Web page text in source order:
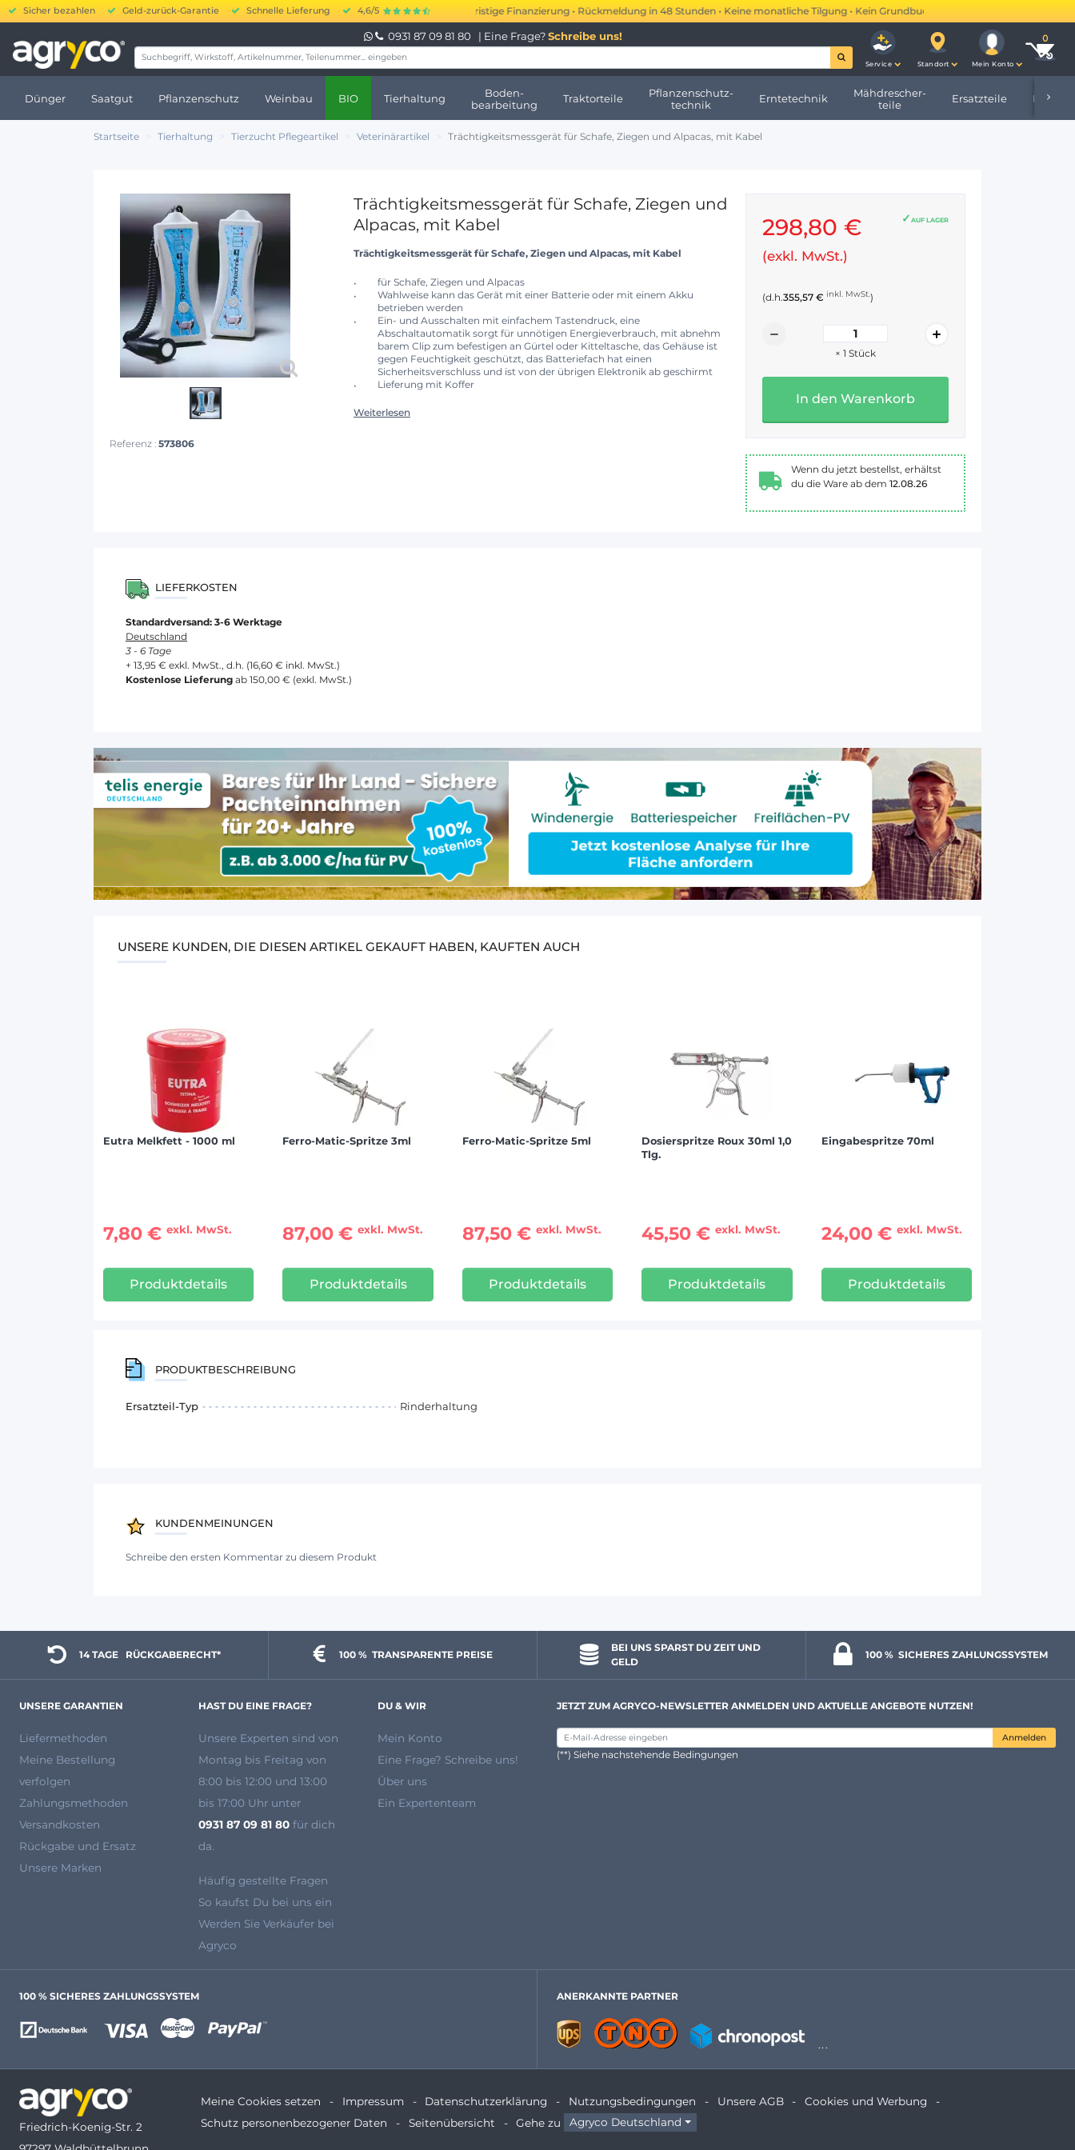
Sicher bezahlen Geld-zurück-Garantie Schnelle Lieferung 4,6/5
20.000 bis 250.000 € kurzfristige Finanzierung • Rückmeldung in 48 Stunden • Keine monatliche Tilgung • Kein Grundbucheintrag •
0931 87 09 81 80 | Eine Frage? Schreibe uns!
Service Standort Mein Konto
Dünger Saatgut Pflanzenschutz Weinbau BIO Tierhaltung
Boden-
bearbeitung
Traktorteile
Pflanzenschutz-
technik
Erntetechnik
Mähdrescher-
teile
Ersatzteile
Startseite Tierhaltung Tierzucht Pflegeartikel Veterinärartikel Trächtigkeitsmessgerät für Schafe, Ziegen und Alpacas, mit Kabel
Referenz : 573806
Trächtigkeitsmessgerät für Schafe, Ziegen und
Alpacas, mit Kabel
Trächtigkeitsmessgerät für Schafe, Ziegen und Alpacas, mit Kabel
für Schafe, Ziegen und Alpacas
Wahlweise kann das Gerät mit einer Batterie oder mit einem Akku
betrieben werden
Ein- und Ausschalten mit einfachem Tastendruck, eine
Abschaltautomatik sorgt für unnötigen Energieverbrauch, mit abnehm
barem Clip zum befestigen an Gürtel oder Kitteltasche, das Gehäuse ist
gegen Feuchtigkeit geschützt, das Batteriefach hat einen
Sicherheitsverschluss und ist von der übrigen Elektronik ab geschirmt
Lieferung mit Koffer
Weiterlesen
AUF LAGER
298,80 €
(exkl. MwSt.)
(d.h.355,57 € inkl. MwSt.)
× 1 Stück
In den Warenkorb
Wenn du jetzt bestellst, erhältst
du die Ware ab dem 12.08.26
LIEFERKOSTEN
Standardversand: 3-6 Werktage
Deutschland
3 - 6 Tage
+ 13,95 € exkl. MwSt., d.h. (16,60 € inkl. MwSt.)
Kostenlose Lieferung ab 150,00 € (exkl. MwSt.)
UNSERE KUNDEN, DIE DIESEN ARTIKEL GEKAUFT HABEN, KAUFTEN AUCH
Eutra Melkfett - 1000 ml
7,80 € exkl. MwSt.
Produktdetails
Ferro-Matic-Spritze 3ml
87,00 €exkl. MwSt.
Produktdetails
Ferro-Matic-Spritze 5ml
87,50 € exkl. MwSt.
Produktdetails
Dosierspritze Roux 30ml 1,0
Tlg.
45,50 €exkl. MwSt.
Produktdetails
Eingabespritze 70ml
24,00 € exkl. MwSt.
Produktdetails
PRODUKTBESCHREIBUNG
Ersatzteil-Typ Rinderhaltung
KUNDENMEINUNGEN
Schreibe den ersten Kommentar zu diesem Produkt
14 TAGE
  RÜCKGABERECHT*
100 % TRANSPARENTE PREISE
BEI UNS SPARST DU ZEIT UND
GELD
100 % SICHERES ZAHLUNGSSYSTEM
UNSERE GARANTIEN
Liefermethoden
Meine Bestellung
verfolgen
Zahlungsmethoden
Versandkosten
Rückgabe und Ersatz
Unsere Marken
HAST DU EINE FRAGE?
Unsere Experten sind von
Montag bis Freitag von
8:00 bis 12:00 und 13:00
bis 17:00 Uhr unter
0931 87 09 81 80 für dich
da.
Häufig gestellte Fragen
So kaufst Du bei uns ein
Werden Sie Verkäufer bei
Agryco
DU & WIR
Mein Konto
Eine Frage? Schreibe uns!
Über uns
Ein Expertenteam
JETZT ZUM AGRYCO-NEWSLETTER ANMELDEN UND AKTUELLE ANGEBOTE NUTZEN!
Anmelden
(**) Siehe nachstehende Bedingungen
100 % SICHERES ZAHLUNGSSYSTEM ANERKANNTE PARTNER
Friedrich-Koenig-Str. 2
Meine Cookies setzen Impressum Datenschutzerklärung Nutzungsbedingungen Unsere AGB
Cookies und Werbung
Schutz personenbezogener Daten
Seitenübersicht Gehe zu Agryco Deutschland